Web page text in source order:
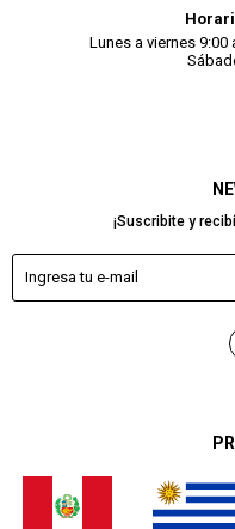
¡Suscribite y
Lunes a viernes 9:00